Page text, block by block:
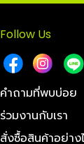
Follow Us
คำถามที่พบบ่อย
ร่วมงานกับเรา
สั่งซื้อสินค้าอย่าง